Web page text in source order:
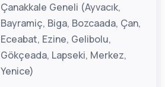
Çanakkale Geneli (Ayvacık,
Bayramiç, Biga, Bozcaada, Çan,
Eceabat, Ezine, Gelibolu,
Gökçeada, Lapseki, Merkez,
Yenice)